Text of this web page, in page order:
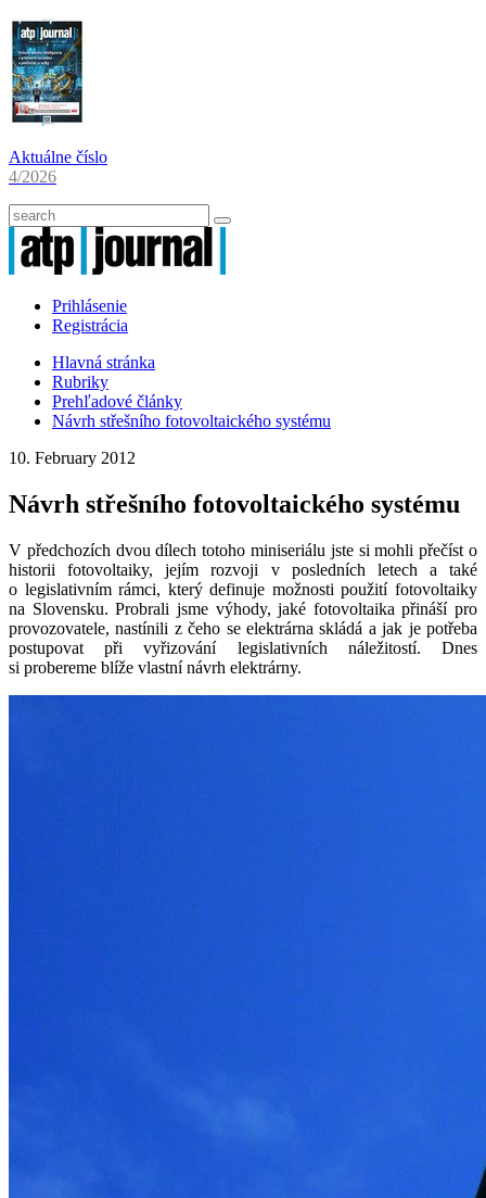
Aktuálne číslo
4/2026
Prihlásenie
Registrácia
Hlavná stránka
Rubriky
Prehľadové články
Návrh střešního fotovoltaického systému
10. February 2012
Návrh střešního fotovoltaického systému
V předchozích dvou dílech totoho miniseriálu jste si mohli přečíst o
historii fotovoltaiky, jejím rozvoji v posledních letech a také
o legislativním rámci, který definuje možnosti použití fotovoltaiky
na Slovensku. Probrali jsme výhody, jaké fotovoltaika přináší pro
provozovatele, nastínili z čeho se elektrárna skládá a jak je potřeba
postupovat při vyřizování legislativních náležitostí. Dnes
si probereme blíže vlastní návrh elektrárny.